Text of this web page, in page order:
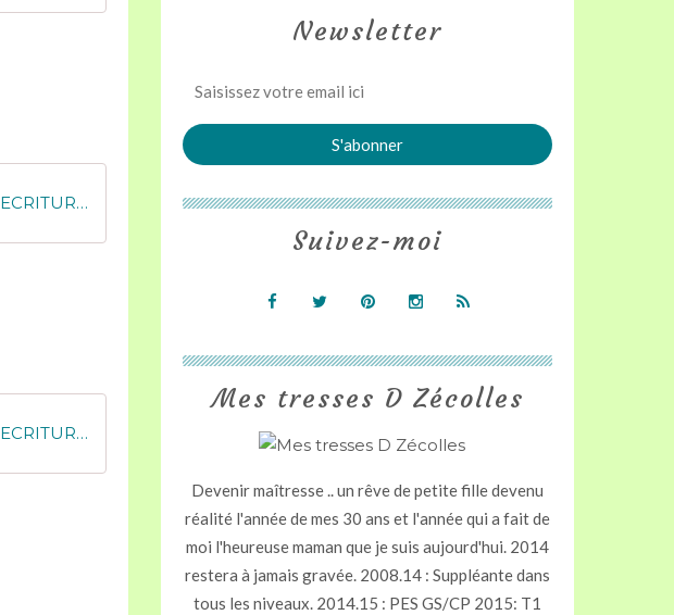
MDZ - Référentiel de mots le loup qui aimait les arbres 2 ECRITURES
MDZ - Référentiel de mots le loup qui aimait les arbres 3 ECRITURES
Newsletter
Mes tresses D Zécolles
Devenir maîtresse .. un rêve de petite fille devenu
réalité l'année de mes 30 ans et l'année qui a fait de
moi l'heureuse maman que je suis aujourd'hui. 2014
restera à jamais gravée. 2008.14 : Suppléante dans
tous les niveaux. 2014.15 : PES GS/CP 2015: T1
Suivez-moi